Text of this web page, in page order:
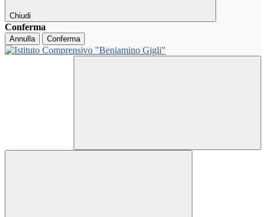
Chiudi
Conferma
Annulla Conferma